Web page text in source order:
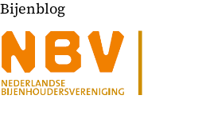
Bijenblog